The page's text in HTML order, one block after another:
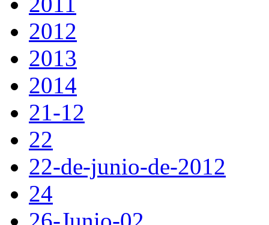
2012
2013
2014
21-12
22
22-de-junio-de-2012
24